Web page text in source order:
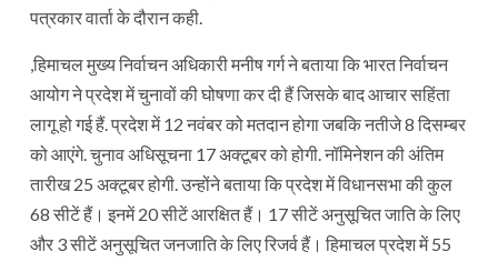
पत्रकार वार्ता के दौरान कही.
,हिमाचल मुख्य निर्वाचन अधिकारी मनीष गर्ग ने बताया कि भारत निर्वाचन
आयोग ने प्रदेश में चुनावों की घोषणा कर दी हैं जिसके बाद आचार सहिंता
लागू हो गई हैं. प्रदेश में 12 नवंबर को मतदान होगा जबकि नतीजे 8 दिसम्बर
को आएंगे. चुनाव अधिसूचना 17 अक्टूबर को होगी. नॉमिनेशन की अंतिम
तारीख 25 अक्टूबर होगी. उन्होंने बताया कि प्रदेश में विधानसभा की कुल
68 सीटें हैं। इनमें 20 सीटें आरक्षित हैं। 17 सीटें अनुसूचित जाति के लिए
और 3 सीटें अनुसूचित जनजाति के लिए रिजर्व हैं। हिमाचल प्रदेश में 55